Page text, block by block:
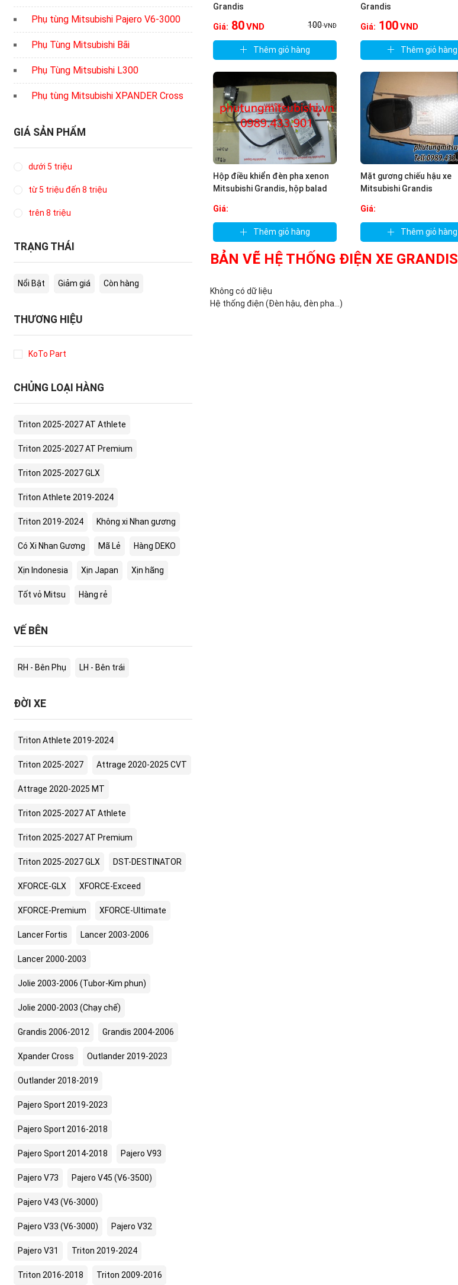
Phụ tùng Mitsubishi Pajero V6-3000
Phụ Tùng Mitsubishi Bãi
Phụ Tùng Mitsubishi L300
Phụ tùng Mitsubishi XPANDER Cross
GIÁ SẢN PHẨM
dưới 5 triệu
từ 5 triệu đến 8 triệu
trên 8 triệu
TRẠNG THÁI
Nổi Bật Giảm giá Còn hàng
THƯƠNG HIỆU
KoTo Part
CHỦNG LOẠI HÀNG
Triton 2025-2027 AT Athlete
Triton 2025-2027 AT Premium
Triton 2025-2027 GLX
Triton Athlete 2019-2024
Triton 2019-2024 Không xi Nhan gương
Có Xi Nhan Gương Mã Lẻ Hàng DEKO
Xịn Indonesia Xịn Japan Xịn hãng
Tốt vỏ Mitsu Hàng rẻ
VẾ BÊN
RH - Bên Phụ LH - Bên trái
ĐỜI XE
Triton Athlete 2019-2024
Triton 2025-2027 Attrage 2020-2025 CVT
Attrage 2020-2025 MT
Triton 2025-2027 AT Athlete
Triton 2025-2027 AT Premium
Triton 2025-2027 GLX DST-DESTINATOR
XFORCE-GLX XFORCE-Exceed
XFORCE-Premium XFORCE-Ultimate
Lancer Fortis Lancer 2003-2006
Lancer 2000-2003
Jolie 2003-2006 (Tubor-Kim phun)
Jolie 2000-2003 (Chạy chế)
Grandis 2006-2012 Grandis 2004-2006
Xpander Cross Outlander 2019-2023
Outlander 2018-2019
Pajero Sport 2019-2023
Pajero Sport 2016-2018
Pajero Sport 2014-2018 Pajero V93
Pajero V73 Pajero V45 (V6-3500)
Pajero V43 (V6-3000)
Pajero V33 (V6-3000) Pajero V32
Pajero V31 Triton 2019-2024
Triton 2016-2018 Triton 2009-2016
Grandis
Giá: 80VND 100 VND
Thêm giỏ hàng
Grandis
Giá: 100VND
Thêm giỏ hàng
Hộp điều khiển đèn pha xenon
Mitsubishi Grandis, hộp balad
Giá:
Thêm giỏ hàng
Mặt gương chiếu hậu xe
Mitsubishi Grandis
Giá:
Thêm giỏ hàng
BẢN VẼ HỆ THỐNG ĐIỆN XE GRANDIS
Không có dữ liệu
Hệ thống điện (Đèn hậu, đèn pha...)